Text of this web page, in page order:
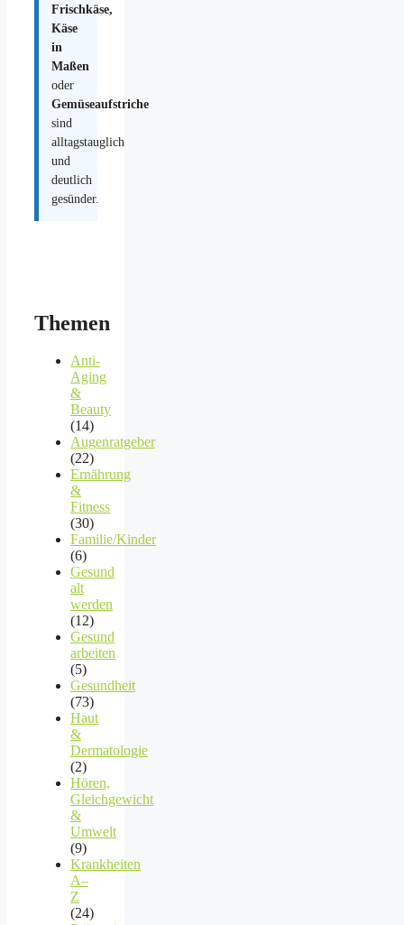
Frischkäse,
Käse
in
Maßen
oder
Gemüseaufstriche
sind
alltagstauglich
und
deutlich
gesünder.
Themen
Anti-
Aging
&
Beauty
(14)
Augenratgeber
(22)
Ernährung
&
Fitness
(30)
Familie/Kinder
(6)
Gesund
alt
werden
(12)
Gesund
arbeiten
(5)
Gesundheit
(73)
Haut
&
Dermatologie
(2)
Hören,
Gleichgewicht
&
Umwelt
(9)
Krankheiten
A–
Z
(24)